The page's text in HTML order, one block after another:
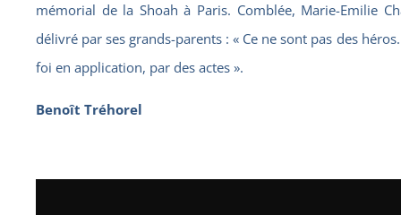
mémorial de la Shoah à Paris. Comblée, Marie-Emilie
délivré par ses grands-parents : « Ce ne sont pas des
foi en application, par des actes ».
Benoît Tréhorel